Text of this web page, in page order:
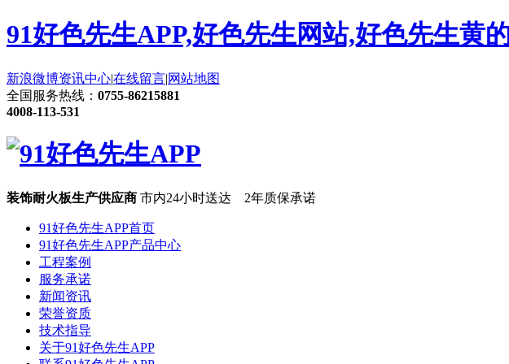
91好色先生APP,好色先生网站,好色先生黄
新浪微博资讯中心|在线留言|网站地图
全国服务热线： 0755-86215881
4008-113-531
装饰耐火板生产供应商 市内24小时送达 2年质保承诺
91好色先生APP首页
91好色先生APP产品中心
工程案例
服务承诺
新闻资讯
荣誉资质
技术指导
关于91好色先生APP